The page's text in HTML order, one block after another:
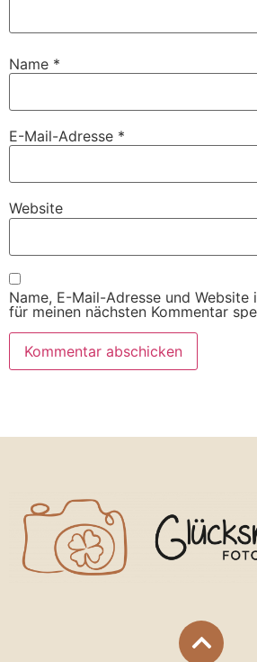
Name *
E-Mail-Adresse *
Website
Name, E-Mail-Adresse und Website
für meinen nächsten Kommentar